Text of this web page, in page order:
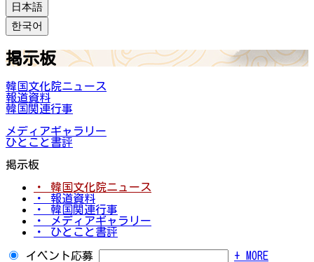
日本語
한국어
掲示板
韓国文化院ニュース
報道資料
韓国関連行事
メディアギャラリー
ひとこと書評
掲示板
・ 韓国文化院ニュース
・ 報道資料
・ 韓国関連行事
・ メディアギャラリー
・ ひとこと書評
イベント応募 + MORE